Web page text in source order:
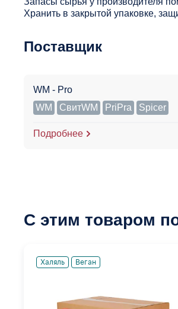
Хранить в закрытой упаковке,
Поставщик
WM - Pro
WM
СвитWM PriPra Spicer
Подробнее
С этим товаром
Халяль Веган